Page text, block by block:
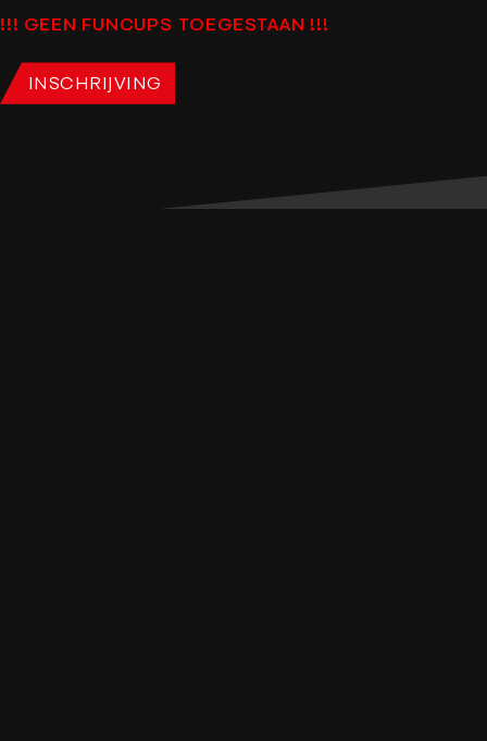
!!! GEEN FUNCUPS TOEGESTAAN !!!
INSCHRIJVING